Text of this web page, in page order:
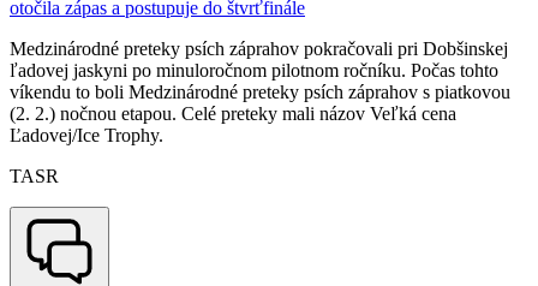
otočila zápas a postupuje do štvrťfinále
Medzinárodné preteky psích záprahov pokračovali pri Dobšinskej
ľadovej jaskyni po minuloročnom pilotnom ročníku. Počas tohto
víkendu to boli Medzinárodné preteky psích záprahov s piatkovou
(2. 2.) nočnou etapou. Celé preteky mali názov Veľká cena
Ľadovej/Ice Trophy.
TASR